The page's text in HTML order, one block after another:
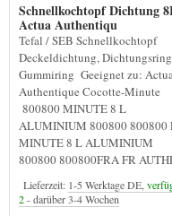
Schnellkochtopf Dichtung
Actua Authentiqu
Tefal / SEB Schnellkochtopf
Deckeldichtung,
Gummiring Geeignet zu:
Authentique Cocotte-Minute
800800 MINUTE 8 L
ALUMINIUM 800800 800800
MINUTE 8 L ALUMINIUM
800800 800800FRA FR
Lieferzeit: 1-5 Werktage DE,
2- darüber 3-4 Wochen